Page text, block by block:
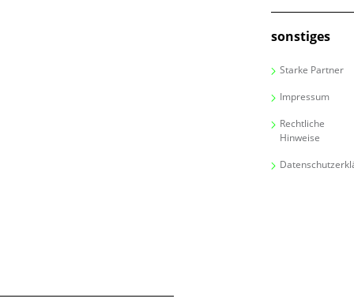
sonstiges
Starke Partner
Impressum
Rechtliche
Hinweise